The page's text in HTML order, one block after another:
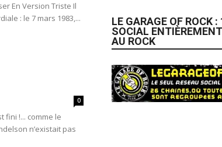
En Version Triste Il
: le 7 mars 1983,...
0
fini !... comme le
n’existait pas
LE GARAGE OF ROCK :
SOCIAL
AU ROCK